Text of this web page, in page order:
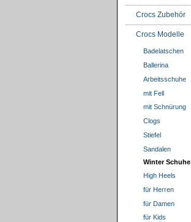
Crocs Zubehör
Crocs Modelle
Badelatschen
Ballerina
Arbeitsschuhe
mit Fell
mit Schnürung
Clogs
Stiefel
Sandalen
Winter Schuhe
High Heels
für Herren
für Damen
für Kids